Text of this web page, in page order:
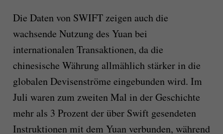
Die Daten von SWIFT zeigen auch die
wachsende Nutzung des Yuan bei
internationalen Transaktionen, da die
chinesische Währung allmählich stärker in die
globalen Devisenströme eingebunden wird. Im
Juli waren zum zweiten Mal in der Geschichte
mehr als 3 Prozent der über Swift gesendeten
Instruktionen mit dem Yuan verbunden, während